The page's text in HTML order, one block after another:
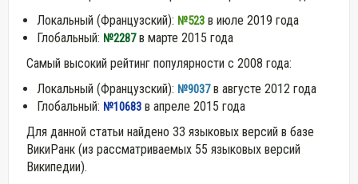
Локальный (Французский): №523 в июле 2019 года
Глобальный: №2287в марте 2015 года
Самый высокий рейтинг популярности с 2008 года:
Локальный (Французский): №9037в августе 2012 года
Глобальный: №10683 в апреле 2015 года
Для данной статьи найдено 33 языковых версий в базе
ВикиРанк (из рассматриваемых 55 языковых версий
Википедии).